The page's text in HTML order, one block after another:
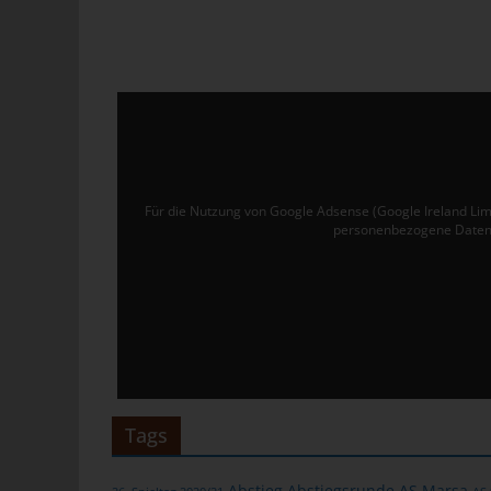
Für die Nutzung von Google Adsense (Google Ireland
personenbezogene
Tags